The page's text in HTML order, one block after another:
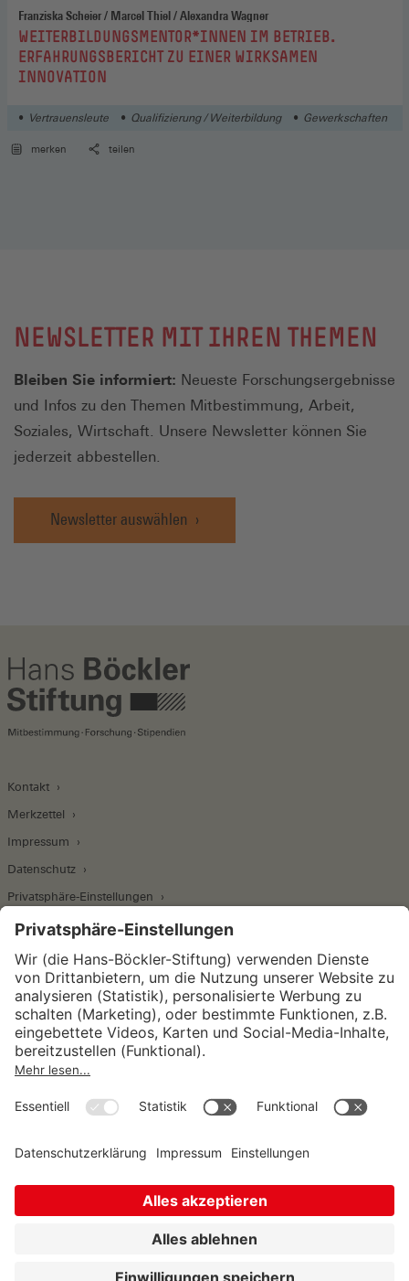
Franziska Scheier / Marcel Thiel / Alexandra Wagner
:WEITERBILDUNGSMENTOR*INNEN IM BETRIEB.
ERFAHRUNGSBERICHT ZU EINER WIRKSAMEN
INNOVATION
Vertrauensleute Qualifizierung / Weiterbildung Gewerkschaften
merken teilen
NEWSLETTER MIT IHREN THEMEN
Bleiben Sie informiert: Neueste Forschungsergebnisse
und Infos zu den Themen Mitbestimmung, Arbeit,
Soziales, Wirtschaft. Unsere Newsletter können Sie
jederzeit abbestellen.
Newsletter auswählen
Kontakt
Merkzettel
Impressum
Datenschutz
Privatsphäre-Einstellungen
Wirtschafts- und Sozialwissenschaftliches Institut
Institut für Makroökonomie und
Konjunkturforschung
Unternehmensführung
Sozialrecht